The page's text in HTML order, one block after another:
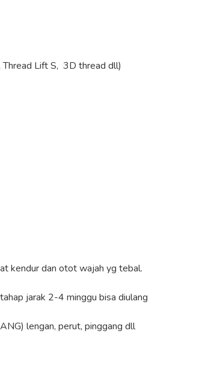
Thread Lift S, 3D thread dll)
kendur dan otot wajah yg tebal.
jarak 2-4 minggu bisa diulang
lengan, perut, pinggang dll